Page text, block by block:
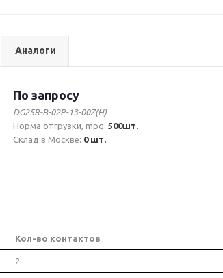
Аналоги
По запросу
DG25R-B-02P-13-00Z(H)
Норма отгрузки, mpq: 500шт.
Склад в Москве: 0 шт.
Кол-во контактов
2